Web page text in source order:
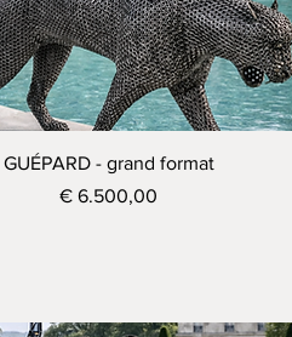
Visualização rápida
GUÉPARD - grand format
Preço
€ 6.500,00